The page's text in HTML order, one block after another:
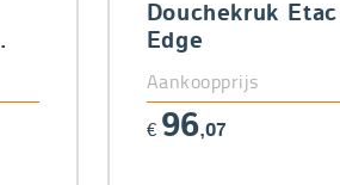
Douchekruk Etac
Edge
Aankoopprijs
€ 96,07